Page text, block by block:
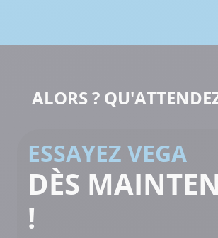
ALORS ?
ESSAYEZ VEGA
DÈS
!